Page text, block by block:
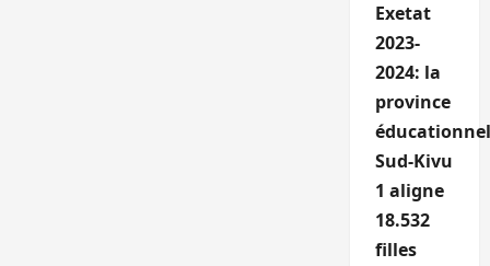
Exetat
2023-
2024: la
province
Sud-Kivu
1 aligne
18.532
filles